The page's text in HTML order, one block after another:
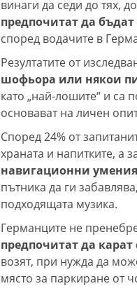
винаги да седи до тях,
предпочитат да
според водачите в
Резултатите от
шофьора или някои
като „най-лошите“ и са
основават на личен
Според 24% от
храната и напитките, а
навигационни
пътника да ги
подходящата музика.
Германците не
предпочитат да карат
возят, при нужда да
място за паркиране от